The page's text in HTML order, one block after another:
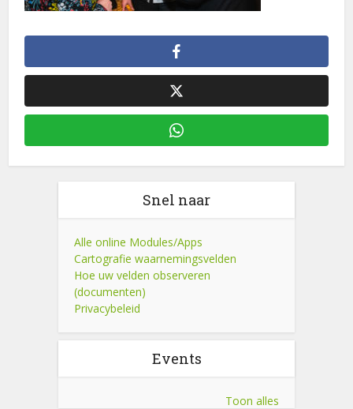
Snel naar
Alle online Modules/Apps
Cartografie waarnemingsvelden
Hoe uw velden observeren
(documenten)
Privacybeleid
Events
Toon alles